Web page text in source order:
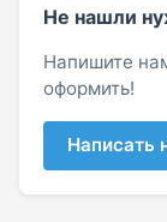
Не нашли
Напишите
оформить!
Написать